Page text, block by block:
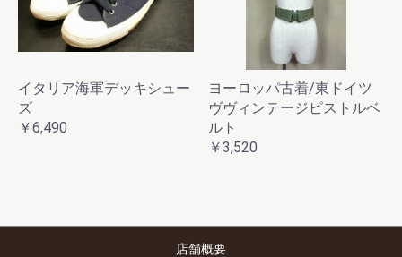
イタリア海軍デッキシュー
ズ
￥6,490
ヨーロッパ古着/東ドイツ
ヴヴィンテージピストルベ
ルト
￥3,520
店舗概要